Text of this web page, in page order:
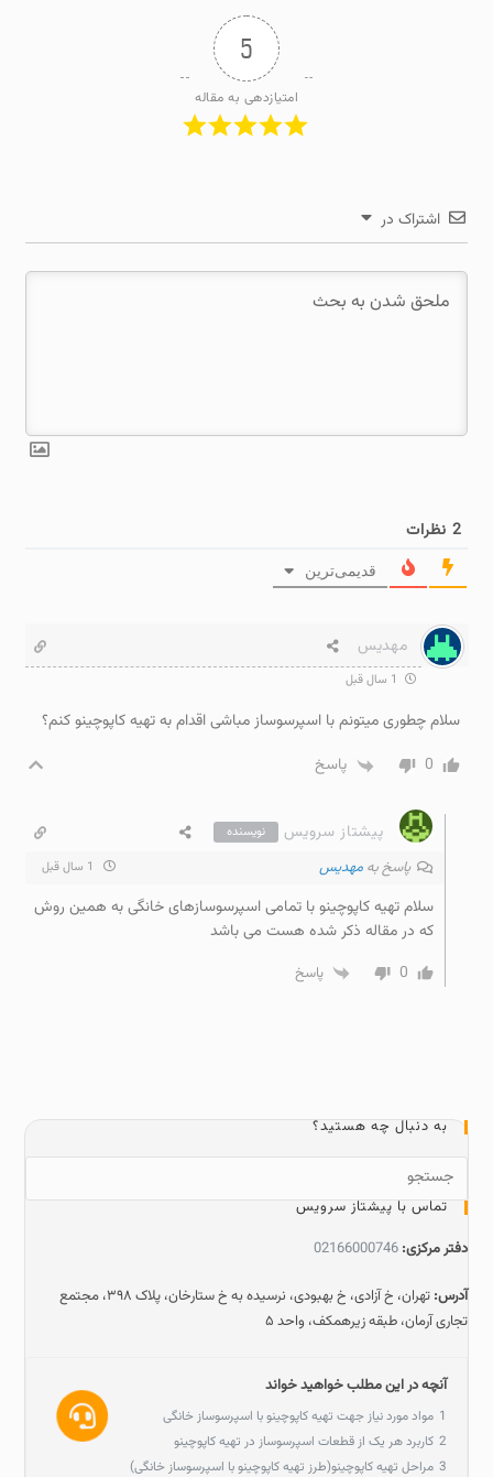
5
امتیازدهی به مقاله
اشتراک در
2 نظرات
قدیمی‌ترین
مهدیس
سلام چطوری میتونم با اسپرسوساز مباشی اقدام به تهیه کاپوچینو کنم؟
0
پاسخ
پیشتاز سرویس نویسنده
پاسخ بهمهدیس
سلام تهیه کاپوچینو با تمامی اسپرسوسازهای خانگی به همین روش
که در مقاله ذکر شده هست می باشد
0
پاسخ
به دنبال چه هستید؟
تماس با پیشتاز سرویس
دفتر مرکزی: 02166000746
آدرس:
تهران، خ آزادی، خ بهبودی، نرسیده به خ ستارخان، پلاک ۳۹۸، مجتمع
تجاری آرمان، طبقه زیرهمکف، واحد ۵
آنچه در این مطلب خواهید خواند
1 مواد مورد نیاز جهت تهیه کاپوچینو با اسپرسوساز خانگی
2 کاربرد هر یک از قطعات اسپرسوساز در تهیه کاپوچینو
3 مراحل تهیه کاپوچینو(طرز تهیه کاپوچینو با اسپرسوساز خانگی)